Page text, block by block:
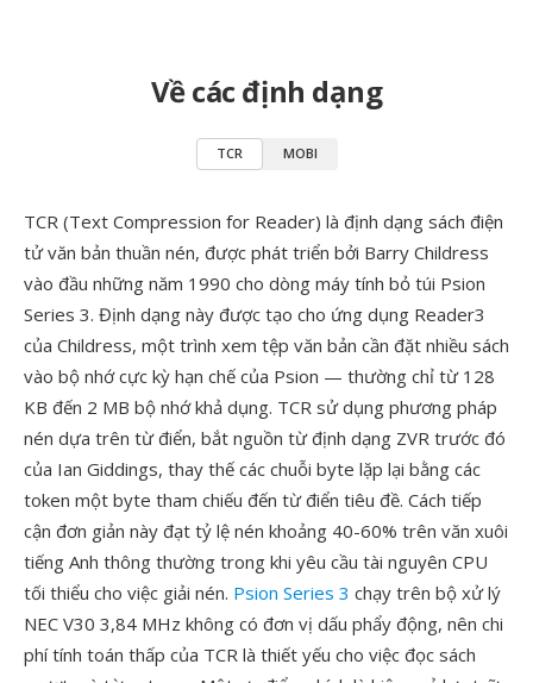
Về các định dạng
TCR MOBI
TCR (Text Compression for Reader) là định dạng sách điện
tử văn bản thuần nén, được phát triển bởi Barry Childress
vào đầu những năm 1990 cho dòng máy tính bỏ túi Psion
Series 3. Định dạng này được tạo cho ứng dụng Reader3
của Childress, một trình xem tệp văn bản cần đặt nhiều sách
vào bộ nhớ cực kỳ hạn chế của Psion — thường chỉ từ 128
KB đến 2 MB bộ nhớ khả dụng. TCR sử dụng phương pháp
nén dựa trên từ điển, bắt nguồn từ định dạng ZVR trước đó
của Ian Giddings, thay thế các chuỗi byte lặp lại bằng các
token một byte tham chiếu đến từ điển tiêu đề. Cách tiếp
cận đơn giản này đạt tỷ lệ nén khoảng 40-60% trên văn xuôi
tiếng Anh thông thường trong khi yêu cầu tài nguyên CPU
tối thiểu cho việc giải nén. Psion Series 3 chạy trên bộ xử lý
NEC V30 3,84 MHz không có đơn vị dấu phẩy động, nên chi
phí tính toán thấp của TCR là thiết yếu cho việc đọc sách